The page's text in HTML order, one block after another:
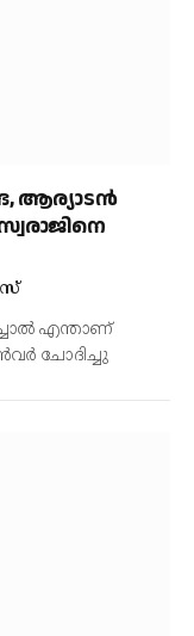
ആര്യാടൻ
എന്താണ്
ചോദിച്ചു